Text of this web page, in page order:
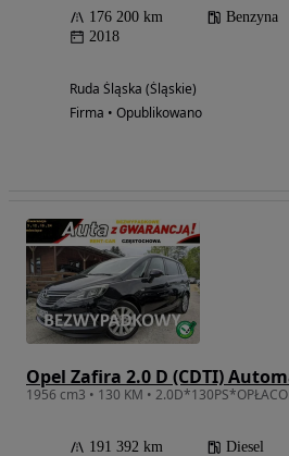
176 200 km Benzyna
2018
Ruda Śląska (Śląskie)
Firma • Opublikowano
Opel Zafira 2.0 D (CDTI)
191 392 km Diesel